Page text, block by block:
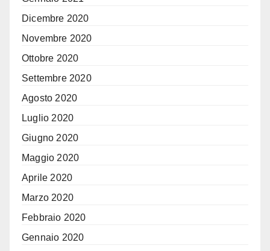
Dicembre 2020
Novembre 2020
Ottobre 2020
Settembre 2020
Agosto 2020
Luglio 2020
Giugno 2020
Maggio 2020
Aprile 2020
Marzo 2020
Febbraio 2020
Gennaio 2020